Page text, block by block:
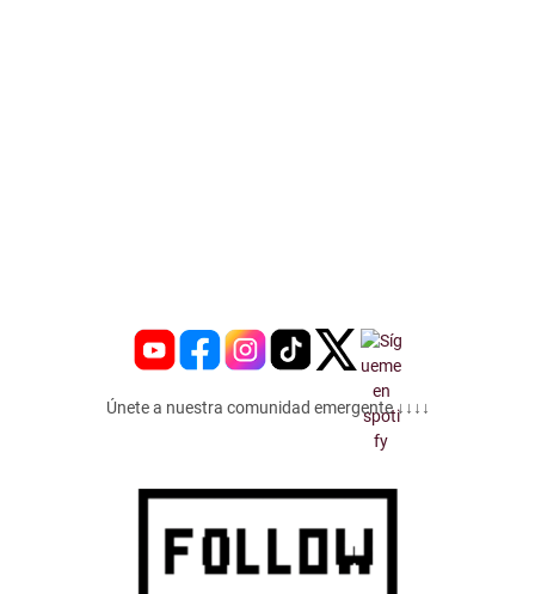
Únete a nuestra comunidad emergente ↓↓↓↓